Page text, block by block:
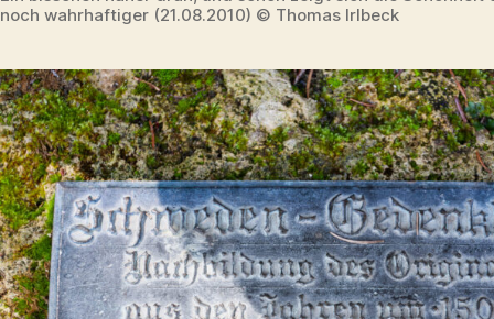
noch wahrhaftiger (21.08.2010) © Thomas Irlbeck